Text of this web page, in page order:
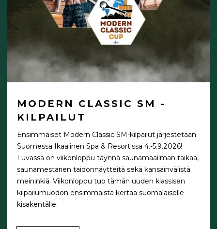
MODERN CLASSIC SM -
KILPAILUT
Ensimmäiset Modern Classic SM-kilpailut järjestetään
Suomessa Ikaalinen Spa & Resortissa 4.-5.9.2026!
Luvassa on viikonloppu täynnä saunamaailman taikaa,
saunamestarien taidonnäytteitä sekä kansainvälistä
meininkiä. Viikonloppu tuo tämän uuden klassisen
kilpailumuodon ensimmäistä kertaa suomalaiselle
kisakentälle.